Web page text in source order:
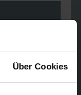
Über Cookies